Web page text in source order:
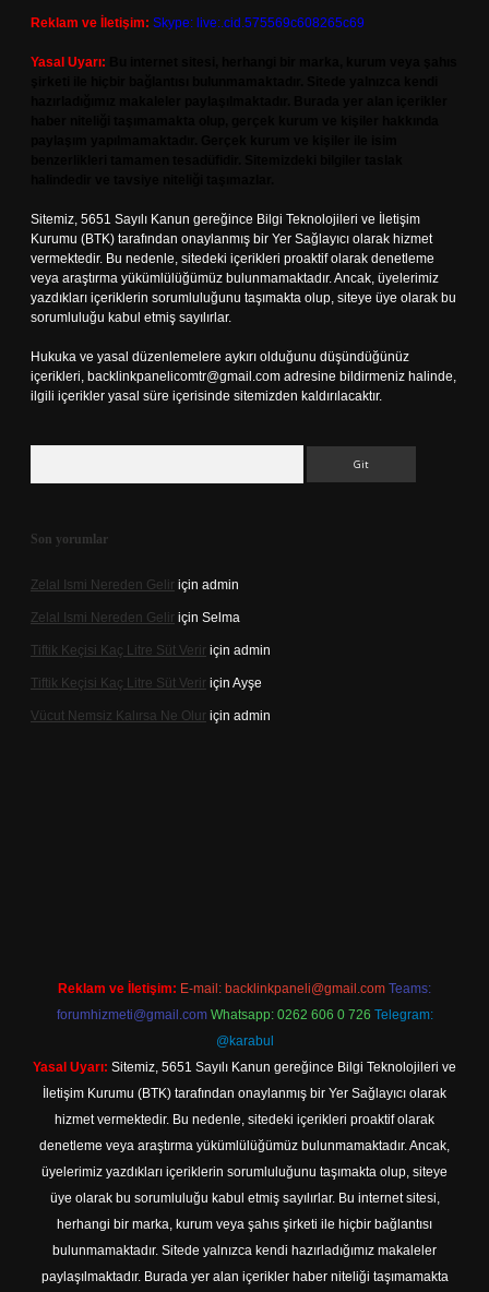
Reklam ve İletişim: Skype: live:.cid.575569c608265c69
Yasal Uyarı:
Sitemiz, 5651 Sayılı Kanun gereğince Bilgi Teknolojileri ve İletişim
Kurumu (BTK) tarafından onaylanmış bir Yer Sağlayıcı olarak hizmet
vermektedir. Bu nedenle, sitedeki içerikleri proaktif olarak denetleme
veya araştırma yükümlülüğümüz bulunmamaktadır. Ancak, üyelerimiz
yazdıkları içeriklerin sorumluluğunu taşımakta olup, siteye üye olarak bu
sorumluluğu kabul etmiş sayılırlar.
Hukuka ve yasal düzenlemelere aykırı olduğunu düşündüğünüz
içerikleri, backlinkpanelicomtr@gmail.com adresine bildirmeniz halinde,
ilgili içerikler yasal süre içerisinde sitemizden kaldırılacaktır.
Son yorumlar
Zelal Ismi Nereden Gelir için admin
Zelal Ismi Nereden Gelir için Selma
Tiftik Keçisi Kaç Litre Süt Verir için admin
Tiftik Keçisi Kaç Litre Süt Verir için Ayşe
Vücut Nemsiz Kalırsa Ne Olur için admin
Reklam ve İletişim: E-mail: backlinkpaneli@gmail.com Teams:
forumhizmeti@gmail.com Whatsapp: 0262 606 0 726 Telegram:
@karabul
Yasal Uyarı: Sitemiz, 5651 Sayılı Kanun gereğince Bilgi Teknolojileri ve
İletişim Kurumu (BTK) tarafından onaylanmış bir Yer Sağlayıcı olarak
hizmet vermektedir. Bu nedenle, sitedeki içerikleri proaktif olarak
denetleme veya araştırma yükümlülüğümüz bulunmamaktadır. Ancak,
üyelerimiz yazdıkları içeriklerin sorumluluğunu taşımakta olup, siteye
üye olarak bu sorumluluğu kabul etmiş sayılırlar. Bu internet sitesi,
herhangi bir marka, kurum veya şahıs şirketi ile hiçbir bağlantısı
bulunmamaktadır. Sitede yalnızca kendi hazırladığımız makaleler
paylaşılmaktadır. Burada yer alan içerikler haber niteliği taşımamakta